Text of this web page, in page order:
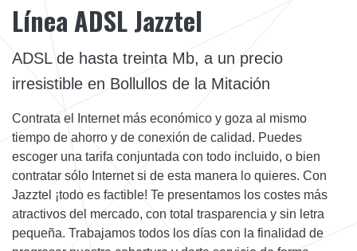
Línea ADSL Jazztel
ADSL de hasta treinta Mb, a un precio
irresistible en Bollullos de la Mitación
Contrata el Internet más económico y goza al mismo
tiempo de ahorro y de conexión de calidad. Puedes
escoger una tarifa conjuntada con todo incluido, o bien
contratar sólo Internet si de esta manera lo quieres. Con
Jazztel ¡todo es factible! Te presentamos los costes más
atractivos del mercado, con total trasparencia y sin letra
pequeña. Trabajamos todos los días con la finalidad de